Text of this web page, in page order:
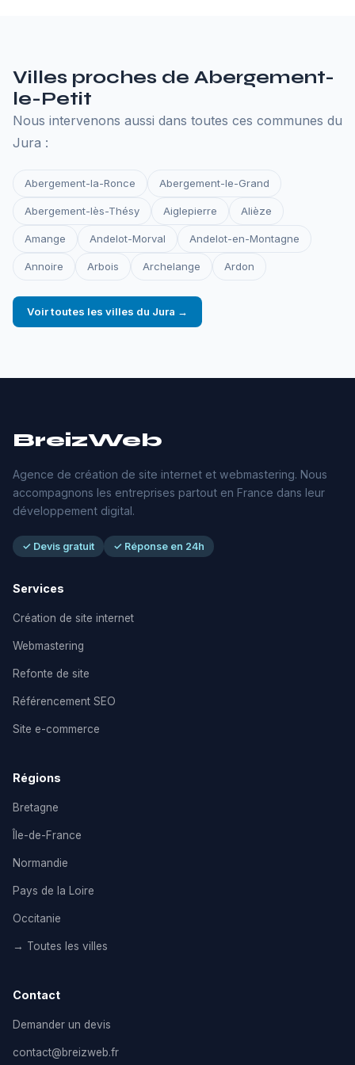
Villes proches de Abergement-
le-Petit
Nous intervenons aussi dans toutes ces communes du
Jura :
Abergement-la-Ronce Abergement-le-Grand
Abergement-lès-Thésy Aiglepierre Alièze
Amange Andelot-Morval Andelot-en-Montagne
Annoire Arbois Archelange Ardon
Voir toutes les villes du Jura →
BreizWeb
Agence de création de site internet et webmastering. Nous
accompagnons les entreprises partout en France dans leur
développement digital.
✓ Devis gratuit ✓ Réponse en 24h
Services
Création de site internet
Webmastering
Refonte de site
Référencement SEO
Site e-commerce
Régions
Bretagne
Île-de-France
Normandie
Pays de la Loire
Occitanie
→ Toutes les villes
Contact
Demander un devis
contact@breizweb.fr